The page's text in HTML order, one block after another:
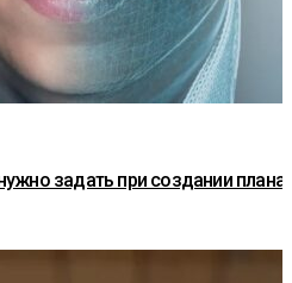
задать при создании